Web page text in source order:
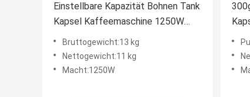
Einstellbare Kapazität Bohnen Tank
Kapsel Kaffeemaschine 1250W
Leistung für perfekte Brauereien
Bruttogewicht:13 kg
Nettogewicht:11 kg
Macht:1250W